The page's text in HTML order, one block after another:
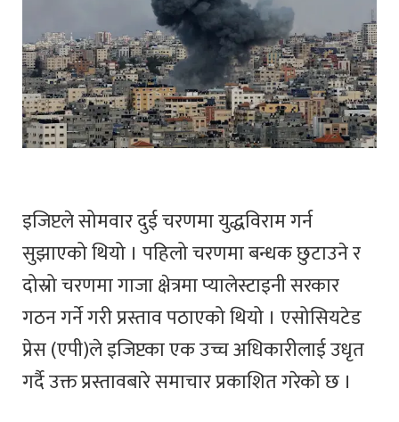
इजिप्टले सोमवार दुई चरणमा युद्धविराम गर्न
सुझाएको थियो । पहिलो चरणमा बन्धक छुटाउने र
दोस्रो चरणमा गाजा क्षेत्रमा प्यालेस्टाइनी सरकार
गठन गर्ने गरी प्रस्ताव पठाएको थियो । एसोसियटेड
प्रेस (एपी)ले इजिप्टका एक उच्च अधिकारीलाई उधृत
गर्दै उक्त प्रस्तावबारे समाचार प्रकाशित गरेको छ ।